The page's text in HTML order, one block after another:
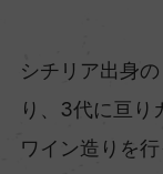
シチリア出身
り、3代に亘り
ワイン造りを行